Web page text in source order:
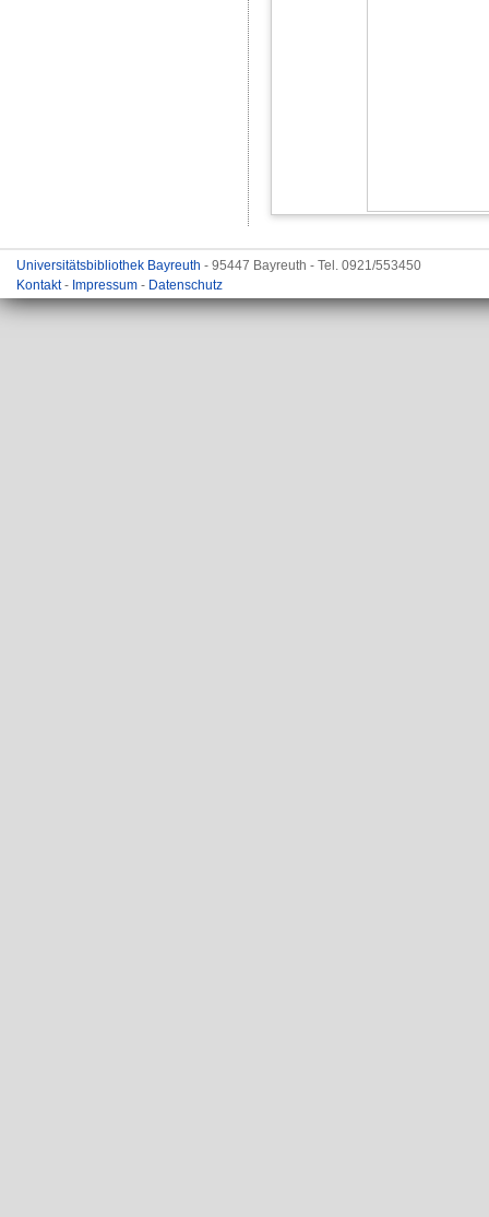
Universitätsbibliothek Bayreuth - 95447 Bayreuth - Tel. 0921/553450
Kontakt- Impressum - Datenschutz